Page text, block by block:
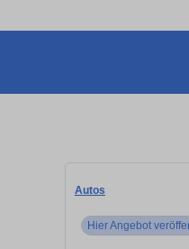
Autos
Hier Angebot